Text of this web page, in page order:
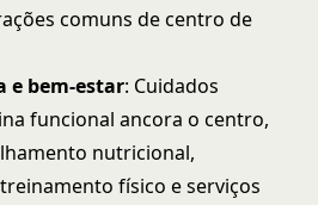
comuns de centro de
e bem-estar: Cuidados
funcional ancora o centro,
nutricional,
físico e serviços